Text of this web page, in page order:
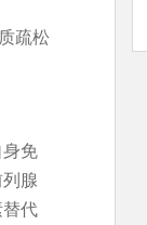
疏松
免
腺
代